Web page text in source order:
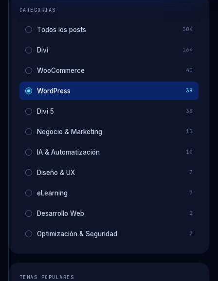
CATEGORÍAS
Todos los posts 304
Divi 164
WooCommerce 40
WordPress 39
Divi 5 38
Negocio & Marketing 13
IA & Automatización 10
Diseño & UX 7
eLearning 7
Desarrollo Web 2
Optimización & Seguridad 2
TEMAS POPULARES